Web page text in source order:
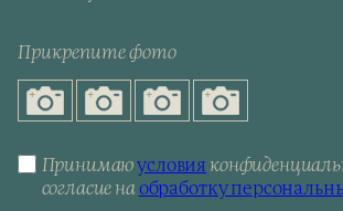
Прикрепите фото
Принимаюусловия
согласие наобработку